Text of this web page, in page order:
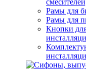
Рамы для
Рамы для
Кнопки